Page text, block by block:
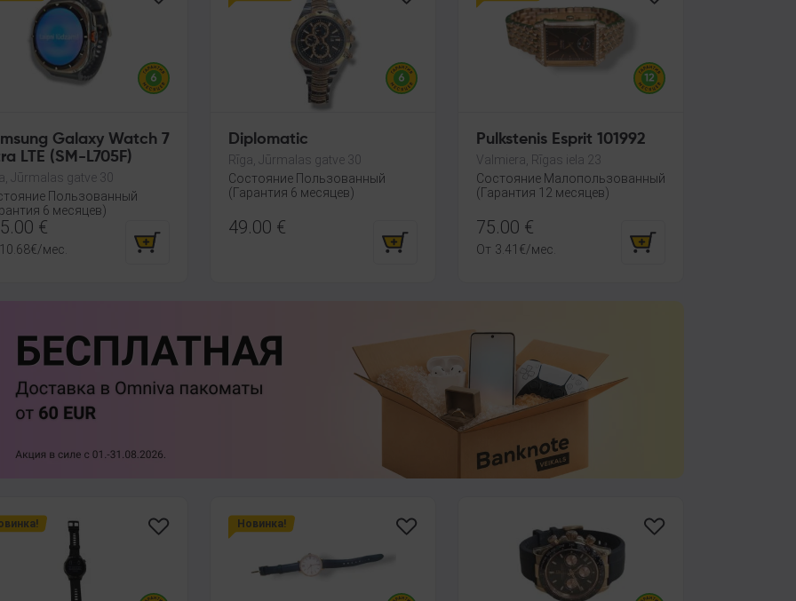
Galaxy Watch 7
LTE (SM-L705F)
Jūrmalas gatve 30
Пользованный
6 месяцев)
€
10.68€/мес.
Diplomatic
Rīga, Jūrmalas gatve 30
Состояние Пользованный
(Гарантия 6 месяцев)
49.00 €
Pulkstenis Esprit 101992
Valmiera, Rīgas iela 23
Состояние Малопользованный
(Гарантия 12 месяцев)
75.00 €
От 3.41 €/мес.
Новинка!